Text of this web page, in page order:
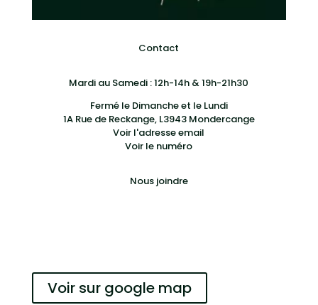
Contact
Mardi au Samedi : 12h-14h & 19h-21h30
Fermé le Dimanche et le Lundi
1A Rue de Reckange, L3943 Mondercange
Voir l'adresse email
Voir le numéro
Nous joindre
Voir sur google map